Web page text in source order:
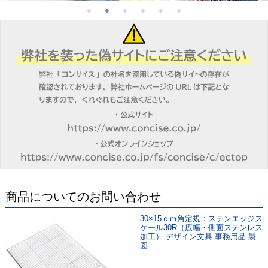
商品についてのお問い合わせ
30×15ｃｍ角定規：ステンエッジス
ケール30R（広幅・側面ステンレス
加工） デザイン文具 事務用品 製
図